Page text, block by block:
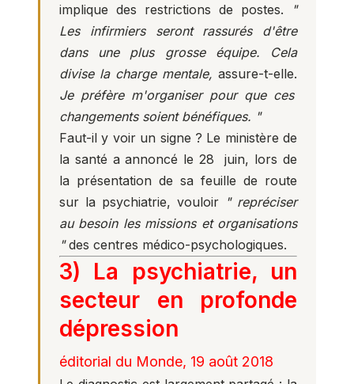
implique des restrictions de postes.
"
Les infirmiers seront rassurés d'être
dans une plus grosse équipe. Cela
divise la charge mentale, assure-t-elle.
Je préfère m'organiser pour que ces
changements soient bénéfiques. "
Faut-il y voir un signe ? Le ministère de
la santé a annoncé le 28 juin, lors de
la présentation de sa feuille de route
sur la psychiatrie, vouloir " repréciser
au besoin les missions et organisations
"des centres médico-psychologiques.
3) La psychiatrie, un
secteur en profonde
dépression
éditorial du Monde, 19 août 2018